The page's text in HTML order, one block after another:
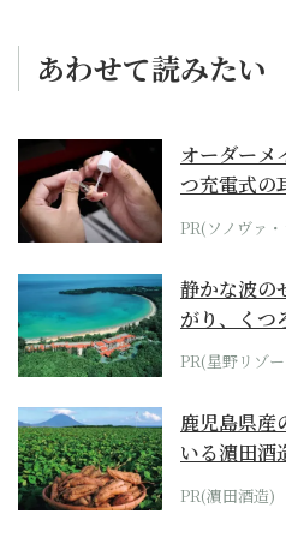
あわせて読みたい
オーダーメ
つ充電式の
PR(ソノヴァ
静かな波の
がり、くつ
ホテル by...
PR(星野リゾ
鹿児島県産
いる濵田酒
PR(濵田酒造)